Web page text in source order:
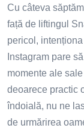
Cu câteva
față de liftingul
pericol,
Instagram pare
momente ale
deoarece practic
îndoială, nu ne
de urmărirea